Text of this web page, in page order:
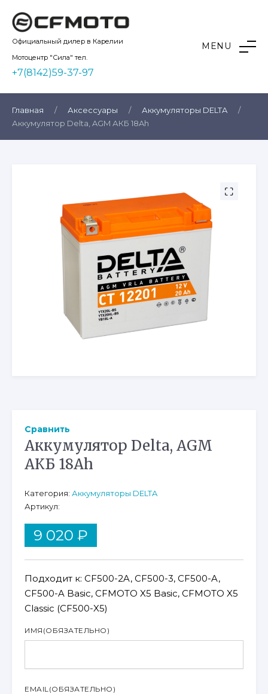
content
Kvadro10
Официальный дилер в Карелии
Мотоцентр "Сила" тел.
+7(8142)59-37-97
MENU
Главная / Аксессуары / Аккумуляторы DELTA
/
Аккумулятор Delta, AGM АКБ 18Ah
Аккумулятор Delta, AGM
АКБ 18Ah
9 020 ₽
Подходит к: CF500-2A, CF500-3, CF500-A,
CF500-A Basic, CFMOTO X5 Basic, CFMOTO X5
Classic (CF500-X5)
ИМЯ (ОБЯЗАТЕЛЬНО)
EMAIL (ОБЯЗАТЕЛЬНО)
Сравнить
Категория: Аккумуляторы DELTA
Артикул: